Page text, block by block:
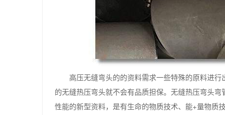
高压无缝弯头的的资料需求一些特殊的原料进
的无缝热压弯头就不会有品质担保。无缝热压弯头
性能的新型资料，是有生命的物质技术、能+量物质